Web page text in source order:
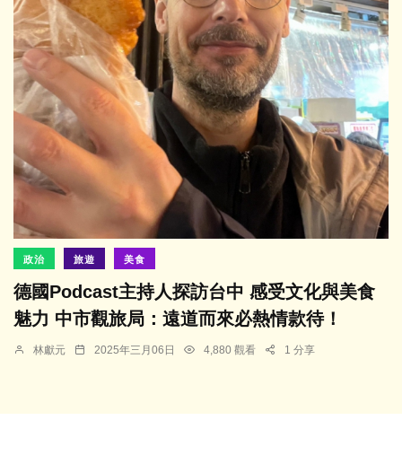
政治 旅遊 美食
德國Podcast主持人探訪台中 感受文化與美食
魅力 中市觀旅局：遠道而來必熱情款待！
林獻元 2025年三月06日 4,880 觀看 1 分享